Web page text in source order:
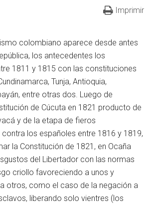
Imprimir
colombiano aparece desde antes
los antecedentes los
1811 y 1815 con las constituciones
Tunja, Antioquia,
entre otras dos. Luego de
de Cúcuta en 1821 producto de
y de la etapa de fieros
los españoles entre 1816 y 1819,
la Constitución de 1821, en Ocaña
del Libertador con las normas
criollo favoreciendo a unos y
otros, como el caso de la negación a
liberando solo vientres (los